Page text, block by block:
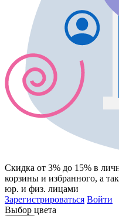
Скидка от 3% до 15% в
корзины и избранного, а
юр. и физ. лицами
Зарегистрироваться Войти
Выбор цвета